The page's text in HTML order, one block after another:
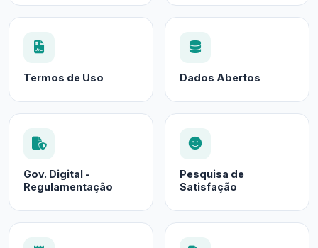
Termos de Uso Dados Abertos
Gov. Digital -
Regulamentação
Pesquisa de
Satisfação